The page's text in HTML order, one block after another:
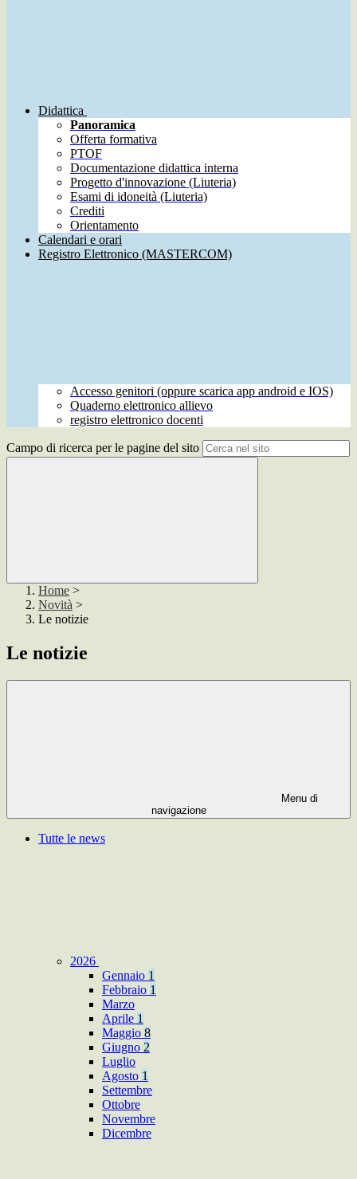
Didattica
Panoramica
Offerta formativa
PTOF
Documentazione didattica interna
Progetto d'innovazione (Liuteria)
Esami di idoneità (Liuteria)
Crediti
Orientamento
Calendari e orari
Registro Elettronico (MASTERCOM)
Accesso genitori (oppure scarica app android e IOS)
Quaderno elettronico allievo
registro elettronico docenti
Campo di ricerca per le pagine del sito
Home >
Novità >
Le notizie
Le notizie
Menu di
navigazione
Tutte le news
2026
Gennaio 1
Febbraio 1
Marzo
Aprile 1
Maggio 8
Giugno 2
Luglio
Agosto 1
Settembre
Ottobre
Novembre
Dicembre